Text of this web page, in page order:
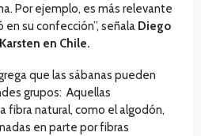
Por ejemplo, es más relevante
su confección”, señala Diego
en Chile.
que las sábanas pueden
grupos: Aquellas
fibra natural, como el algodón,
en parte por fibras